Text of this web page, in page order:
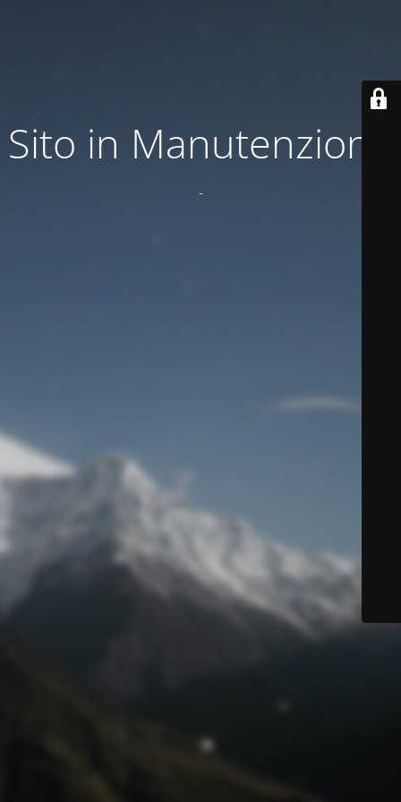
Sito in Manutenzione
-